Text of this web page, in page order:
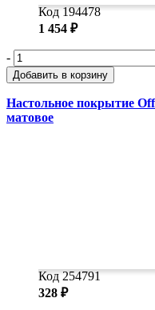
Код 194478
1 454 ₽
-
Добавить в корзину
Настольное покрытие
матовое
Код 254791
328 ₽